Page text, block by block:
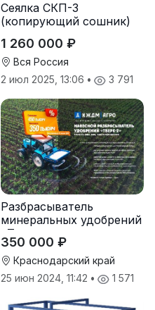
Сеялка СКП-3
(копирующий сошник)
1 260 000 ₽
Вся Россия
2 июл 2025, 13:06 • 3 791
Разбрасыватель
минеральных удобрений
«Тверк»
350 000 ₽
Краснодарский край
25 июн 2024, 11:42 • 1 571